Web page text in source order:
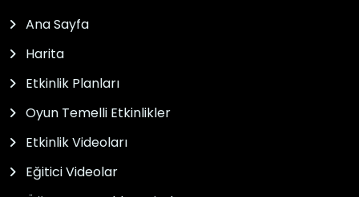
Ana Sayfa
Harita
Etkinlik Planları
Oyun Temelli Etkinlikler
Etkinlik Videoları
Eğitici Videolar